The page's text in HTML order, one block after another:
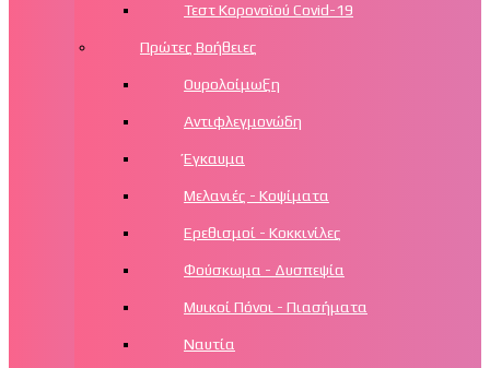
Τεστ Κορονοϊού Covid-19
Πρώτες Βοήθειες
Ουρολοίμωξη
Αντιφλεγμονώδη
Έγκαυμα
Μελανιές - Κοψίματα
Ερεθισμοί - Κοκκινίλες
Φούσκωμα - Δυσπεψία
Μυικοί Πόνοι - Πιασήματα
Ναυτία